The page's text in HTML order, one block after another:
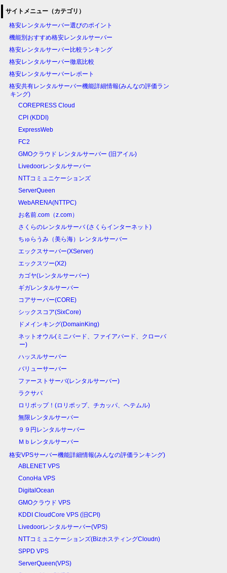
サイトメニュー（カテゴリ）
格安レンタルサーバー選びのポイント
機能別おすすめ格安レンタルサーバー
格安レンタルサーバー比較ランキング
格安レンタルサーバー徹底比較
格安レンタルサーバーレポート
格安共有レンタルサーバー機能詳細情報(みんなの評価ラン
キング)
COREPRESS Cloud
CPI (KDDI)
ExpressWeb
FC2
GMOクラウド レンタルサーバー (旧アイル)
Livedoorレンタルサーバー
NTTコミュニケーションズ
ServerQueen
WebARENA(NTTPC)
お名前.com（z.com）
さくらのレンタルサーバ (さくらインターネット)
ちゅらうみ（美ら海）レンタルサーバー
エックスサーバー(XServer)
エックスツー(X2)
カゴヤ(レンタルサーバー)
ギガレンタルサーバー
コアサーバー(CORE)
シックスコア(SixCore)
ドメインキング(DomainKing)
ネットオウル(ミニバード、ファイアバード、クローバ
ー)
ハッスルサーバー
バリューサーバー
ファーストサーバ(レンタルサーバー)
ラクサバ
ロリポップ！(ロリポップ、チカッパ、ヘテムル)
無限レンタルサーバー
９９円レンタルサーバー
Ｍｂレンタルサーバー
格安VPSサーバー機能詳細情報(みんなの評価ランキング)
ABLENET VPS
ConoHa VPS
DigitalOcean
GMOクラウド VPS
KDDI CloudCore VPS (旧CPI)
Livedoorレンタルサーバー(VPS)
NTTコミュニケーションズ(BizホスティングCloudn)
SPPD VPS
ServerQueen(VPS)